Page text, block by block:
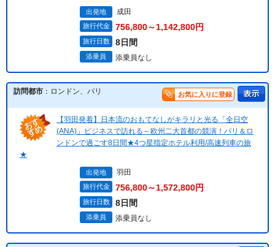
出発地 成田
旅行代金 756,800～1,142,800円
旅行日数 8日間
添乗員 添乗員なし
訪問都市 ：ロンドン、パリ お気に入りに登録
【羽田発着】日本流のおもてなしがキラリと光る「全日空
(ANA)」ビジネスで訪れる～欧州二大首都の競演！パリ＆ロ
ンドンで過ごす8日間★4つ星指定ホテル利用/高速列車の旅
★
出発地 羽田
旅行代金 756,800～1,572,800円
旅行日数 8日間
添乗員 添乗員なし